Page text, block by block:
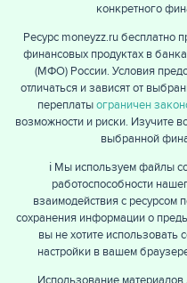
конкретного
Ресурс moneyzz.ru бесплатно
финансовых продуктах в
(МФО) России. Условия
отличаться и зависят от
переплатыограничен
возможности и риски. Изучите
выбранной
ℹ️ Мы используем файлы
работоспособности
взаимодействия с ресурсом
сохранения информации о
вы не хотите
настройки в вашем